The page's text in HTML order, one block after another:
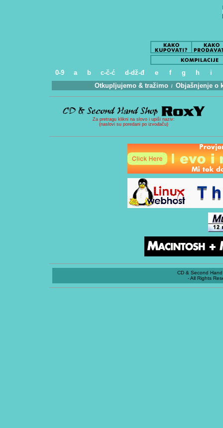
0-9 a b c-č-ć d-dž-đ e f g h
i
Otkupljujemo & tražimo / Objašnjenje o
Za pretragu klikni na slovo i upiši naziv:
(naslovi su poredani po izvođaču)
CD & Second
- All Rights